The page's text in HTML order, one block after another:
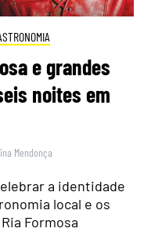
e grandes
noites em
Mendonça
a identidade
local e os
Formosa